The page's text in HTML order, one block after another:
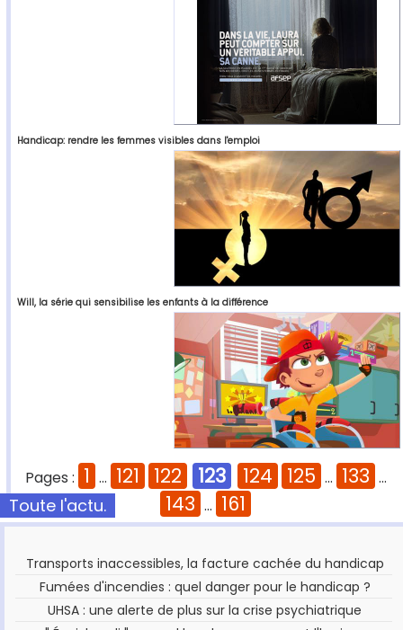
Handicap: rendre les femmes visibles dans l'emploi
Will, la série qui sensibilise les enfants à la différence
Pages : 1 ... 121 122 123 124 125 ... 133 ...
143 ... 161
Toute l'actu.
Transports inaccessibles, la facture cachée du handicap
Fumées d'incendies : quel danger pour le handicap ?
UHSA : une alerte de plus sur la crise psychiatrique